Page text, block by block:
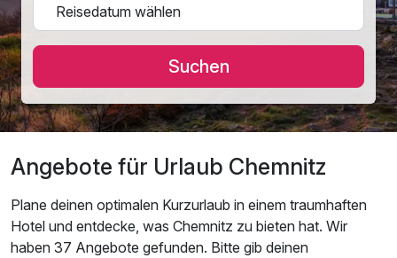
Suchen
Angebote für Urlaub Chemnitz
Plane deinen optimalen Kurzurlaub in einem traumhaften
Hotel und entdecke, was Chemnitz zu bieten hat. Wir
haben 37 Angebote gefunden. Bitte gib deinen